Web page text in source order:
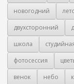
новогодний
двухсторонний
школа
фотосессия
венок
небо